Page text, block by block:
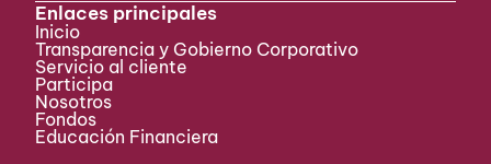
Enlaces principales
Inicio
Transparencia y Gobierno Corporativo
Servicio al cliente
Participa ​
Nosotros
Fondos
Educación Financiera